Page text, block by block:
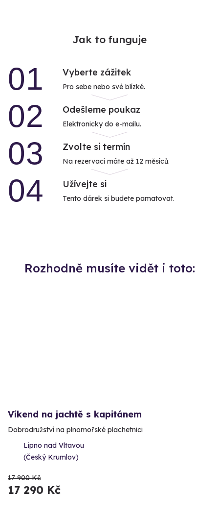
Jak to funguje
01 Vyberte zážitek
Pro sebe nebo své blízké.
02 Odešleme poukaz
Elektronicky do e-mailu.
03 Zvolte si termín
Na rezervaci máte až 12 měsíců.
04 Užívejte si
Tento dárek si budete pamatovat.
Rozhodně musíte vidět i toto:
Víkend na jachtě s kapitánem
Dobrodružství na plnomořské plachetnici
Lipno nad Vltavou
(Český Krumlov)
17 900 Kč
17 290 Kč